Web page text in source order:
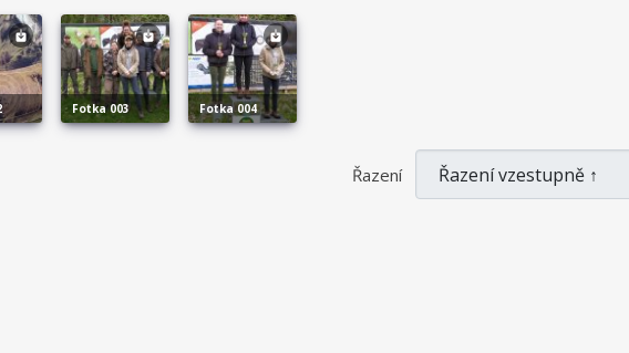
fotka 003 fotka 004
Řazení